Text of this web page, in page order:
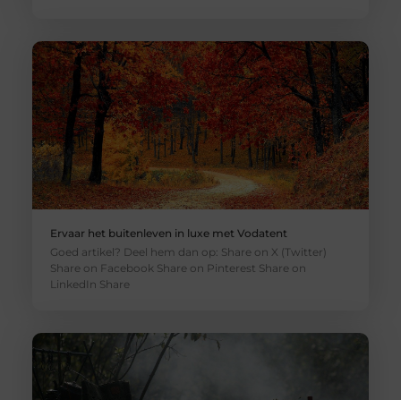
Ervaar het buitenleven in luxe met Vodatent
Goed artikel? Deel hem dan op: Share on X (Twitter)
Share on Facebook Share on Pinterest Share on
LinkedIn Share